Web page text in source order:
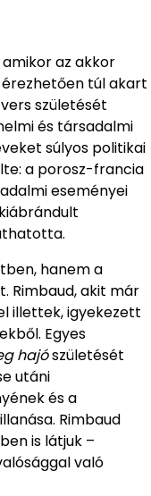
az akkor
érezhetően túl akart
születését
és társadalmi
súlyos politikai
a porosz-francia
eseményei
hanem a
Rimbaud, akit már
illettek, igyekezett
Egyes
hajószületését
utáni
és a
Rimbaud
is látjuk –
való